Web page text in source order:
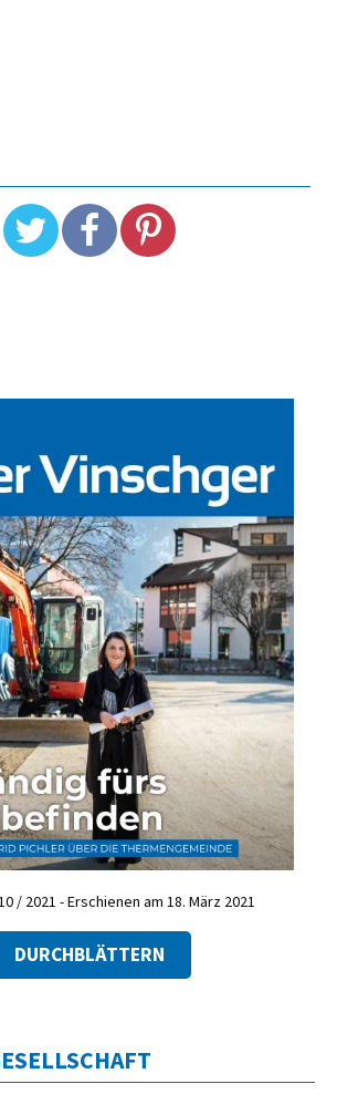
/ 2021 - Erschienen am 18. März 2021
DURCHBLÄTTERN